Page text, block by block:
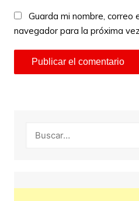
Guarda mi nombre,
navegador para la próxima